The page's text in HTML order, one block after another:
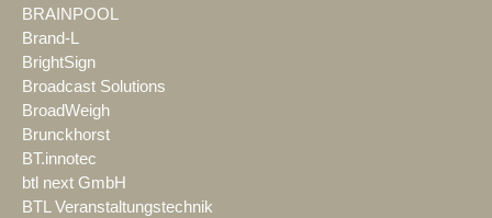
BRAINPOOL
Brand-L
BrightSign
Broadcast Solutions
BroadWeigh
Brunckhorst
BT.innotec
btl next GmbH
BTL Veranstaltungstechnik